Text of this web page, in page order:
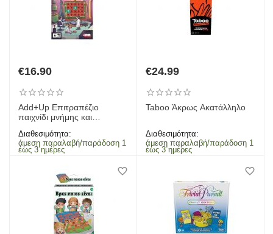
€16.90
Add+Up Επιτραπέζιο
παιχνίδι μνήμης και
Διαθεσιμότητα:
άμεση παραλαβή/παράδοση 1
έως 3 ημέρες
€24.99
Taboo Άκρως Ακατάλληλο
Διαθεσιμότητα:
άμεση παραλαβή/παράδοση 1
έως 3 ημέρες